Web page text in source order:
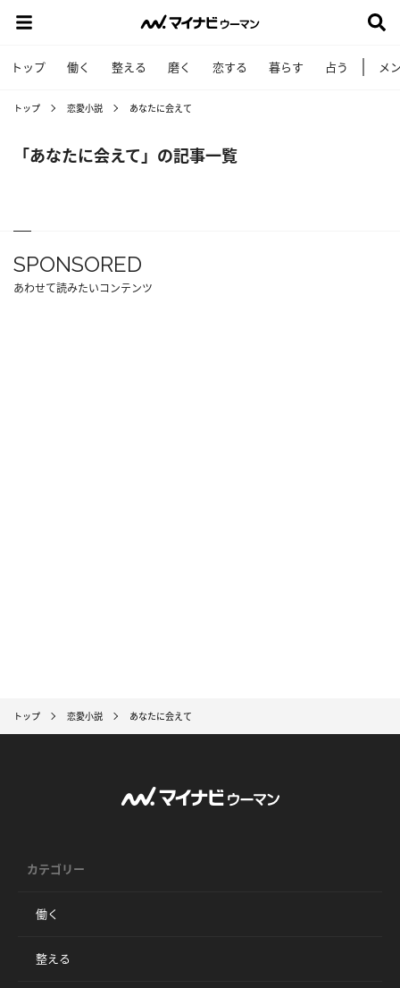
トップ 働く 整える 磨く 恋する 暮らす 占う メ
トップ 恋愛小説 あなたに会えて
「あなたに会えて」の記事一覧
SPONSORED
あわせて読みたいコンテンツ
トップ 恋愛小説 あなたに会えて
カテゴリー
働く
整える